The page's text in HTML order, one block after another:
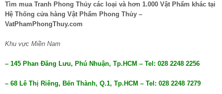
Tìm mua Tranh Phong Thủy các loại và hơn 1.000 Vật Phẩm khác tại
Hệ Thống cửa hàng Vật Phẩm Phong Thủy –
VatPhamPhongThuy.com
Khu vực Miền Nam
– 145 Phan Đăng Lưu, Phú Nhuận, Tp.HCM – Tel: 028 2248 2256
– 68 Lê Thị Riêng, Bến Thành, Q.1, Tp.HCM – Tel: 028 2248 7279